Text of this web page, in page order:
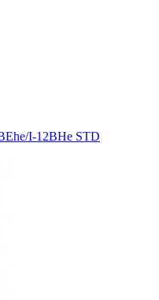
I-12BHe STD